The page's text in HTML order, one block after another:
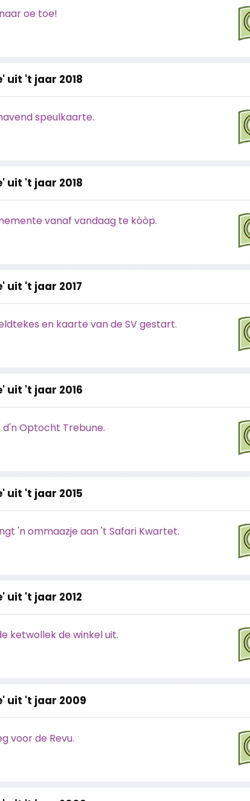
oe toe!
uit 't jaar 2018
speulkaarte.
uit 't jaar 2018
vanaf vandaag te kòòp.
uit 't jaar 2017
en kaarte van de SV gestart.
uit 't jaar 2016
Optocht Trebune.
uit 't jaar 2015
'n ommaazje aan 't Safari Kwartet.
uit 't jaar 2012
ketwollek de winkel uit.
uit 't jaar 2009
voor de Revu.